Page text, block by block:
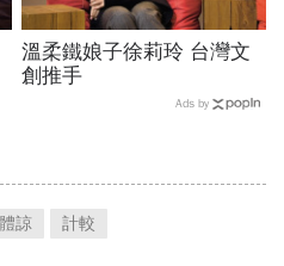
溫柔鐵娘子徐莉玲 台灣文
創推手
Ads by
體諒 計較